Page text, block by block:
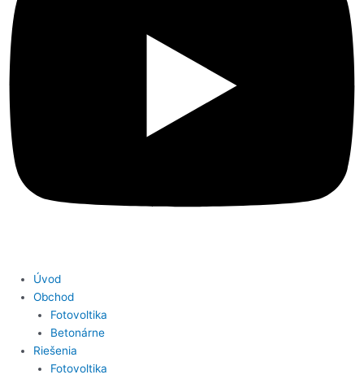
Úvod
Obchod
Fotovoltika
Betonárne
Riešenia
Fotovoltika